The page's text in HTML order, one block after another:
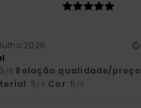
2026
/5 Relação qualidade/preço
: 5/5 Cor: 5 /5